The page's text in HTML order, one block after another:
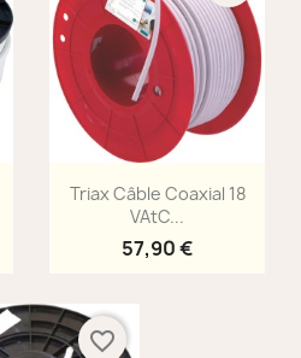
Aperçu rapide
Triax Câble Coaxial 18
VAtC...
57,90 €
favorite_border